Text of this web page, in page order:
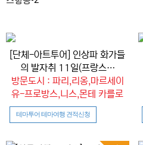
[단체-아트투어] 인상파 화가들
의 발자취 11일(프랑스…
방문도시 : 파리,리옹,마르세이
유-프로방스,니스,몬테 카를로
테마투어 테마여행 견적신청